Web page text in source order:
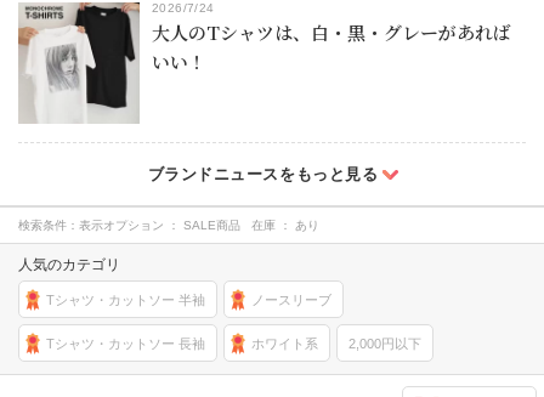
2026/7/24
大人のTシャツは、白・黒・グレーがあれば
いい！
検索条件： 表示オプション ： SALE商品 在庫 ： あり
人気のカテゴリ
Tシャツ・カットソー 半袖 ノースリーブ
Tシャツ・カットソー 長袖 ホワイト系 2,000円以下